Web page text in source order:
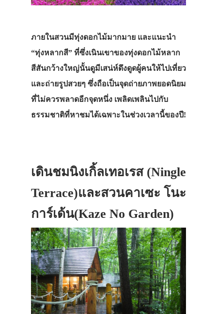
ภายในสวนมีทุ่งดอกไม้มากมาย และแนะนำ
“ทุ่งหลากสี” ที่ซึ่งเนินเขาของทุ่งดอกไม้หลาก
สีสันกว้างใหญ่นั้นดูมีเสน่ห์ดึงดูดผู้คนให้ไปเที่ยว
และถ่ายรูปสวยๆ ซึ่งถือเป็นจุดถ่ายภาพยอดนิยม
ที่ไม่ควรพลาดอีกจุดหนึ่ง เพลิดเพลินไปกับ
ธรรมชาติที่หาชมได้เฉพาะในช่วงเวลานี้ของปี!
เดินชมนิงเกิ้ลเทอเรส (Ningle
Terrace)และสวนคาเซะ โนะ
การ์เด้น(Kaze No Garden)